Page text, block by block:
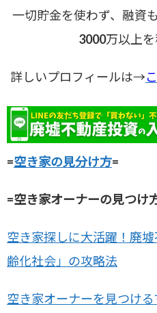
一切貯金を使わず、融資
3000万以上を
詳しいプロフィールは→
=空き家の見分け方=
=空き家オーナーの見つけ
空き家探しに大活躍！廃
齢化社会」の攻略法
空き家オーナーを見つけ